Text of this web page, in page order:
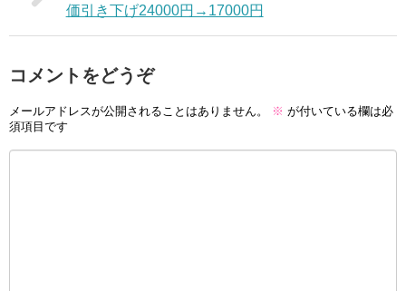
価引き下げ24000円→17000円
コメントをどうぞ
メールアドレスが公開されることはありません。 ※ が付いている欄は必
須項目です